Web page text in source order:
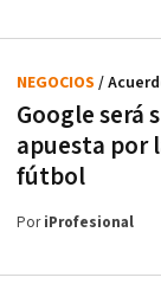
Google será
apuesta por
fútbol
NEGOCIOS /
PoriProfesional